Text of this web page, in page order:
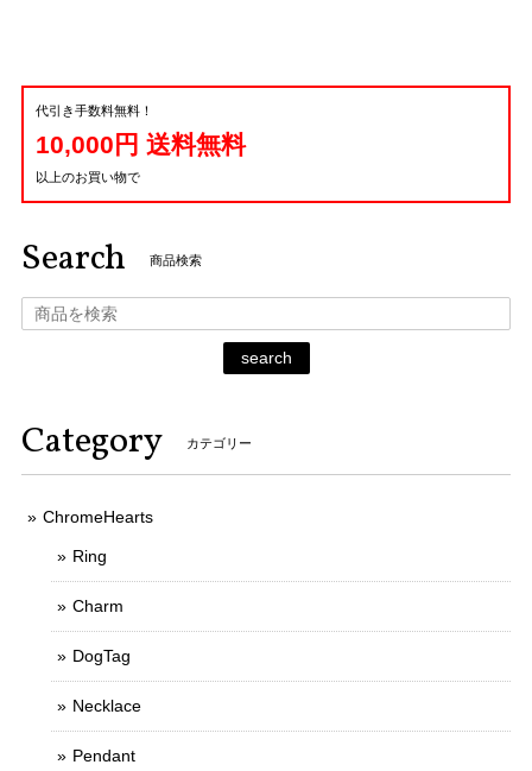
代引き手数料無料！
10,000円 送料無料
以上のお買い物で
Search 商品検索
search
Category カテゴリー
ChromeHearts
Ring
Charm
DogTag
Necklace
Pendant